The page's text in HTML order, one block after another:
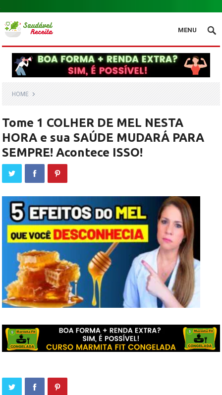
.
MENU
HOME
Tome 1 COLHER DE MEL NESTA
HORA e sua SAÚDE MUDARÁ PARA
SEMPRE! Acontece ISSO!